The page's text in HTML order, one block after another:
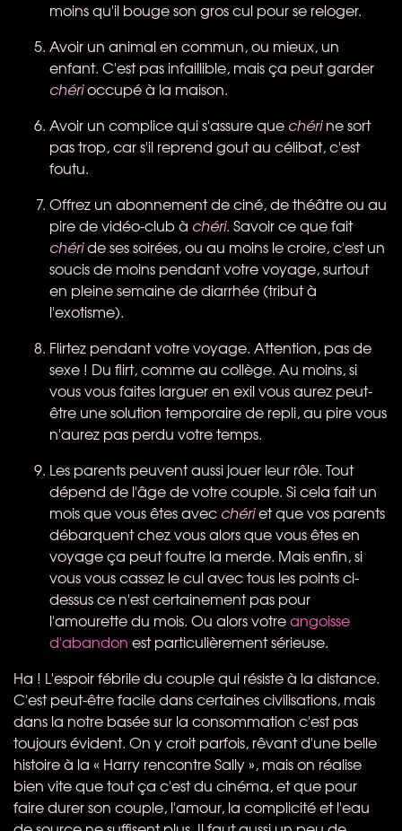
moins qu'il bouge son gros cul pour se reloger.
Avoir un animal en commun, ou mieux, un
enfant. C'est pas infaillible, mais ça peut garder
chérioccupé à la maison.
Avoir un complice qui s'assure que chérine sort
pas trop, car s'il reprend gout au célibat, c'est
foutu.
Offrez un abonnement de ciné, de théâtre ou au
pire de vidéo-club à chéri. Savoir ce que fait
chéride ses soirées, ou au moins le croire, c'est un
soucis de moins pendant votre voyage, surtout
en pleine semaine de diarrhée (tribut à
l'exotisme).
Flirtez pendant votre voyage. Attention, pas de
sexe ! Du flirt, comme au collège. Au moins, si
vous vous faites larguer en exil vous aurez peut-
être une solution temporaire de repli, au pire vous
n'aurez pas perdu votre temps.
Les parents peuvent aussi jouer leur rôle. Tout
dépend de l'âge de votre couple. Si cela fait un
mois que vous êtes avec chériet que vos parents
débarquent chez vous alors que vous êtes en
voyage ça peut foutre la merde. Mais enfin, si
vous vous cassez le cul avec tous les points ci-
dessus ce n'est certainement pas pour
l'amourette du mois. Ou alors votreangoisse
d'abandon est particulièrement sérieuse.
Ha ! L'espoir fébrile du couple qui résiste à la distance.
C'est peut-être facile dans certaines civilisations, mais
dans la notre basée sur la consommation c'est pas
toujours évident. On y croit parfois, rêvant d'une belle
histoire à la « Harry rencontre Sally », mais on réalise
bien vite que tout ça c'est du cinéma, et que pour
faire durer son couple, l'amour, la complicité et l'eau